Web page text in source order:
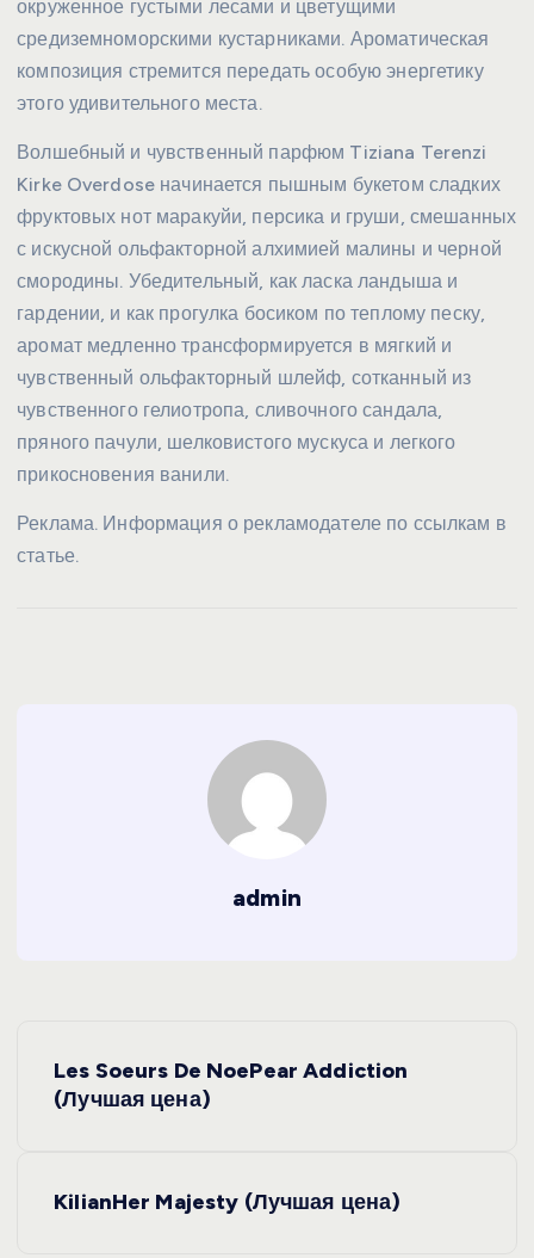
окруженное густыми лесами и цветущими
средиземноморскими кустарниками. Ароматическая
композиция стремится передать особую энергетику
этого удивительного места.
Волшебный и чувственный парфюм Tiziana Terenzi
Kirke Overdose начинается пышным букетом сладких
фруктовых нот маракуйи, персика и груши, смешанных
с искусной ольфакторной алхимией малины и черной
смородины. Убедительный, как ласка ландыша и
гардении, и как прогулка босиком по теплому песку,
аромат медленно трансформируется в мягкий и
чувственный ольфакторный шлейф, сотканный из
чувственного гелиотропа, сливочного сандала,
пряного пачули, шелковистого мускуса и легкого
прикосновения ванили.
Реклама. Информация о рекламодателе по ссылкам в
статье.
admin
Les Soeurs De NoePear Addiction
(Лучшая цена)
KilianHer Majesty (Лучшая цена)